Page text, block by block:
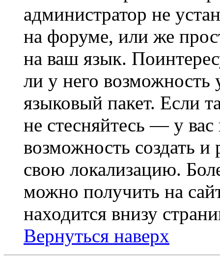
администратор не
на форуме, или же
на ваш язык.
ли у него
языковый пакет. Если
не стесняйтесь — у вас
возможность создать
свою локализацию.
можно получить на
находится внизу
Вернуться наверх